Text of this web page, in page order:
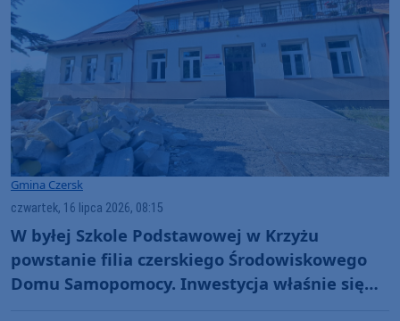
Gmina Czersk
czwartek, 16 lipca 2026, 08:15
W byłej Szkole Podstawowej w Krzyżu
powstanie filia czerskiego Środowiskowego
Domu Samopomocy. Inwestycja właśnie się